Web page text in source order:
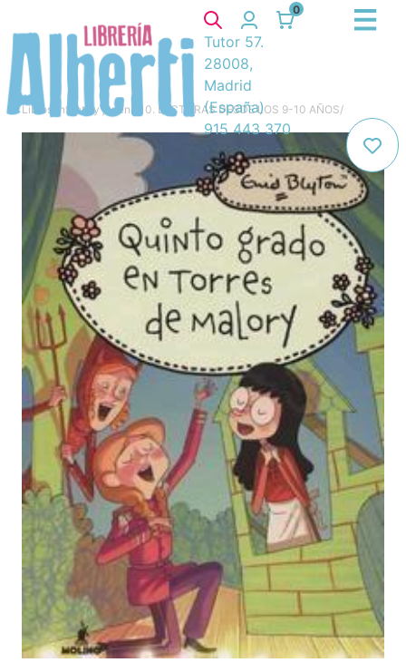
0
Tutor 57.
28008,
Madrid
(España)
915 443 370
Libros Infantil y juvenil 10. LECTURAS DESDE LOS 9-10 AÑOS/